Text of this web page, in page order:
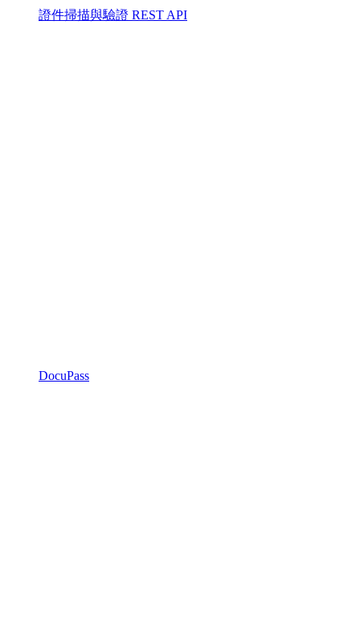
證件掃描與驗證 REST API
DocuPass